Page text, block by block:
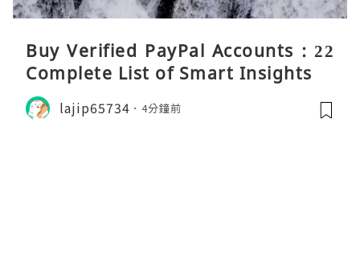
Buy Verified PayPal Accounts : 22
Complete List of Smart Insights
lajip65734 4分鐘前